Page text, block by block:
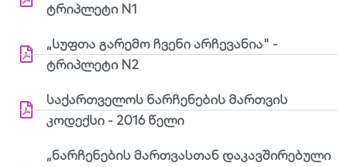
ტრიპლეტი N1
„სუფთა გარემო ჩვენი არჩევანია" -
ტრიპლეტი N2
საქართველოს ნარჩენების მართვის
კოდექსი - 2016 წელი
„ნარჩენების მართვასთან დაკავშირებული